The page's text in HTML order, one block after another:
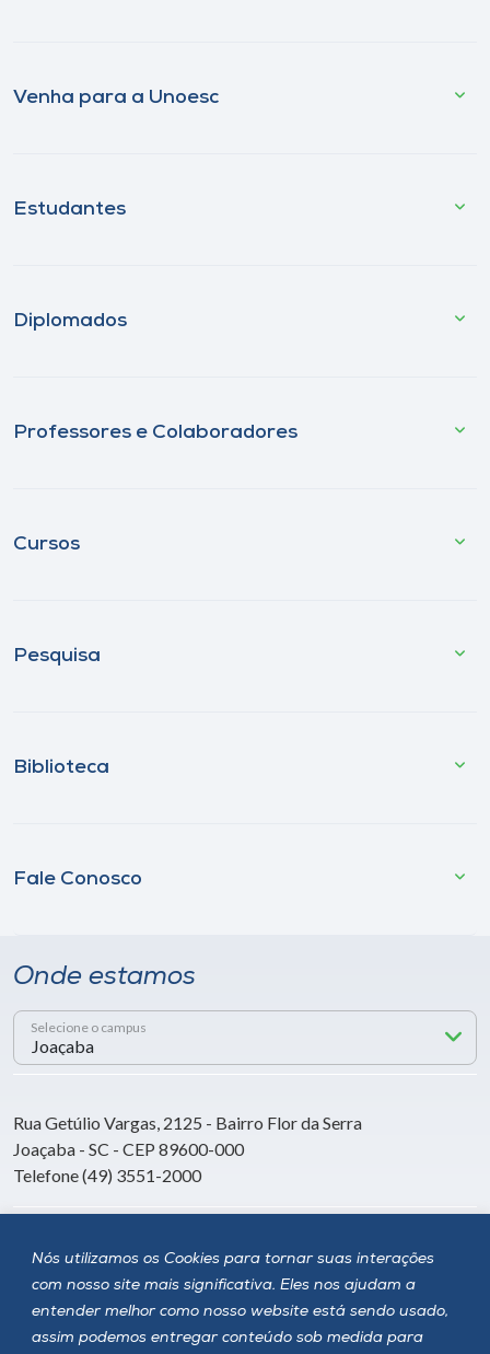
Nós utilizamos os Cookies para tornar suas interações
com nosso site mais significativa. Eles nos ajudam a
entender melhor como nosso website está sendo usado,
assim podemos entregar conteúdo sob medida para
Venha para a Unoesc
Estudantes
Diplomados
Professores e Colaboradores
Cursos
Pesquisa
Biblioteca
Fale Conosco
Onde estamos
Selecione o campus
Rua Getúlio Vargas, 2125 - Bairro Flor da Serra
Joaçaba - SC - CEP 89600-000
Telefone (49) 3551-2000
Siga a Unoesc